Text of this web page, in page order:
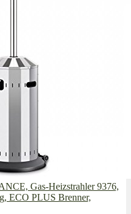
Gas-Heizstrahler 9376,
ECO PLUS Brenner,